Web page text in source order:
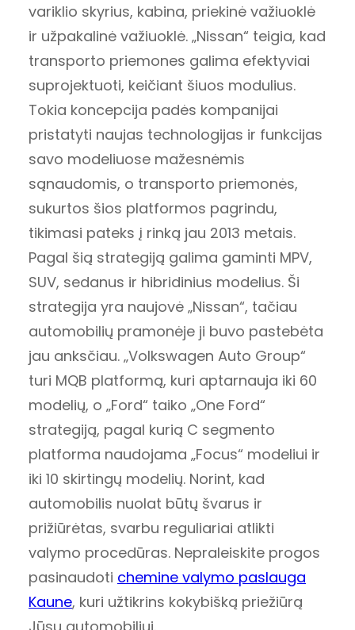
variklio skyrius, kabina, priekinė važiuoklė
ir užpakalinė važiuoklė. „Nissan“ teigia, kad
transporto priemones galima efektyviai
suprojektuoti, keičiant šiuos modulius.
Tokia koncepcija padės kompanijai
pristatyti naujas technologijas ir funkcijas
savo modeliuose mažesnėmis
sąnaudomis, o transporto priemonės,
sukurtos šios platformos pagrindu,
tikimasi pateks į rinką jau 2013 metais.
Pagal šią strategiją galima gaminti MPV,
SUV, sedanus ir hibridinius modelius. Ši
strategija yra naujovė „Nissan“, tačiau
automobilių pramonėje ji buvo pastebėta
jau anksčiau. „Volkswagen Auto Group“
turi MQB platformą, kuri aptarnauja iki 60
modelių, o „Ford“ taiko „One Ford“
strategiją, pagal kurią C segmento
platforma naudojama „Focus“ modeliui ir
iki 10 skirtingų modelių. Norint, kad
automobilis nuolat būtų švarus ir
prižiūrėtas, svarbu reguliariai atlikti
valymo procedūras. Nepraleiskite progos
pasinaudoti chemine valymo paslauga
Kaune, kuri užtikrins kokybišką priežiūrą